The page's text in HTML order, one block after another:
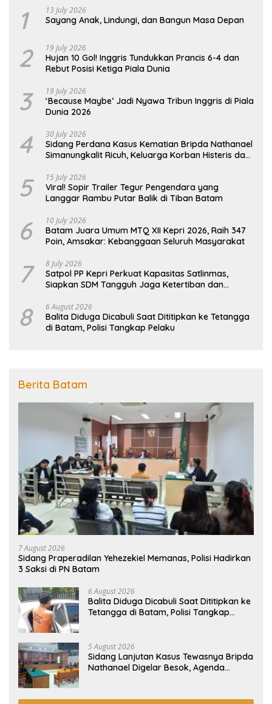
1 13 July 2026
Sayang Anak, Lindungi, dan Bangun Masa Depan
2 19 July 2026
Hujan 10 Gol! Inggris Tundukkan Prancis 6-4 dan
Rebut Posisi Ketiga Piala Dunia
3 19 July 2026
‘Because Maybe’ Jadi Nyawa Tribun Inggris di Piala
Dunia 2026
4 30 July 2026
Sidang Perdana Kasus Kematian Bripda Nathanael
Simanungkalit Ricuh, Keluarga Korban Histeris dan
5 15 July 2026
Viral! Sopir Trailer Tegur Pengendara yang
Langgar Rambu Putar Balik di Tiban Batam
6 10 July 2026
Batam Juara Umum MTQ XII Kepri 2026, Raih 347
Poin, Amsakar: Kebanggaan Seluruh Masyarakat
7 8 July 2026
Satpol PP Kepri Perkuat Kapasitas Satlinmas,
Siapkan SDM Tangguh Jaga Ketertiban dan
8 6 August 2026
Balita Diduga Dicabuli Saat Dititipkan ke Tetangga
di Batam, Polisi Tangkap Pelaku
Berita Batam
7 August 2026
Sidang Praperadilan Yehezekiel Memanas, Polisi Hadirkan
3 Saksi di PN Batam
6 August 2026
Balita Diduga Dicabuli Saat Dititipkan ke
Tetangga di Batam, Polisi Tangkap
5 August 2026
Sidang Lanjutan Kasus Tewasnya Bripda
Nathanael Digelar Besok, Agenda